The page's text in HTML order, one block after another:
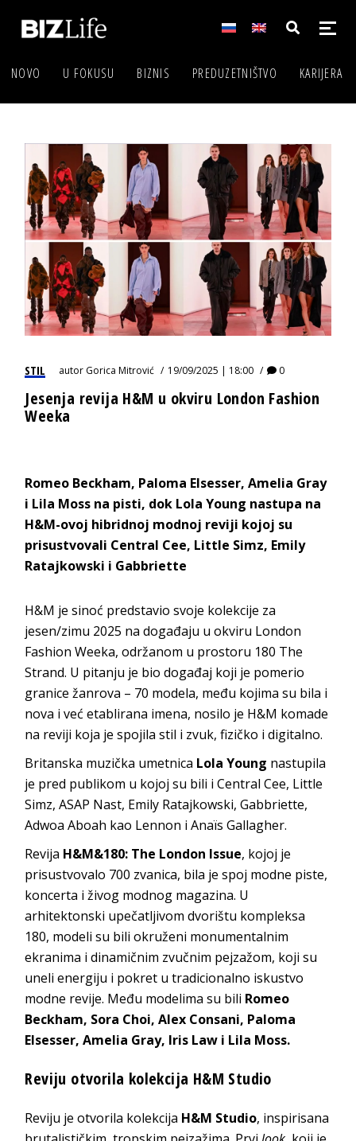
NOVO U FOKUSU BIZNIS PREDUZETNIŠTVO KARIJERA
STIL autor Gorica Mitrović 19/09/2025 | 18:00 0
Jesenja revija H&M u okviru London Fashion
Weeka
Romeo Beckham, Paloma Elsesser, Amelia Gray
i Lila Moss na pisti, dok Lola Young nastupa na
H&M-ovoj hibridnoj modnoj reviji kojoj su
prisustvovali Central Cee, Little Simz, Emily
Ratajkowski i Gabbriette
H&M je sinoć predstavio svoje kolekcije za
jesen/zimu 2025 na događaju u okviru London
Fashion Weeka, održanom u prostoru 180 The
Strand. U pitanju je bio događaj koji je pomerio
granice žanrova – 70 modela, među kojima su bila i
nova i već etablirana imena, nosilo je H&M komade
na reviji koja je spojila stil i zvuk, fizičko i digitalno.
Britanska muzička umetnica Lola Young nastupila
je pred publikom u kojoj su bili i Central Cee, Little
Simz, ASAP Nast, Emily Ratajkowski, Gabbriette,
Adwoa Aboah kao Lennon i Anaïs Gallagher.
Revija H&M&180: The London Issue, kojoj je
prisustvovalo 700 zvanica, bila je spoj modne piste,
koncerta i živog modnog magazina. U
arhitektonski upečatljivom dvorištu kompleksa
180, modeli su bili okruženi monumentalnim
ekranima i dinamičnim zvučnim pejzažom, koji su
uneli energiju i pokret u tradicionalno iskustvo
modne revije. Među modelima su bili Romeo
Beckham, Sora Choi, Alex Consani, Paloma
Elsesser, Amelia Gray, Iris Law i Lila Moss.
Reviju otvorila kolekcija H&M Studio
Reviju je otvorila kolekcija H&M Studio, inspirisana